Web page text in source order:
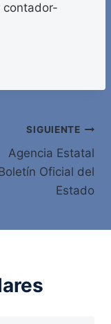
contador-
SIGUIENTE
Agencia Estatal
Oficial del
Estado